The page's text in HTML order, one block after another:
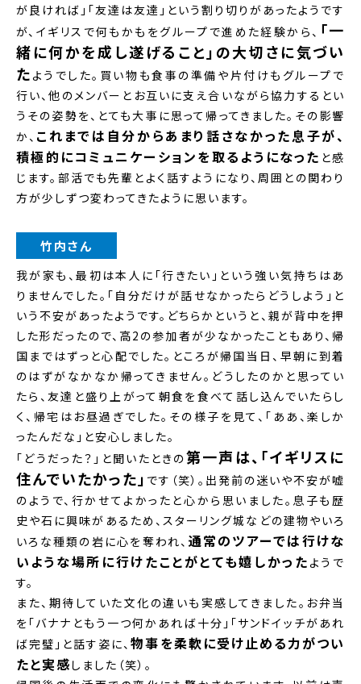
が良ければ」「友達は友達」という割り切りがあったようです
が、イギリスで何もかもをグループで進めた経験から、 「一
緒に何かを成し遂げること」の大切さに気づい
た ようでした。買い物も食事の準備や片付けもグループで
行い、他のメンバーとお互いに支え合いながら協力するとい
うその姿勢を、とても大事に思って帰ってきました。その影響
か、 これまでは自分からあまり話さなかった息子が、
積極的にコミュニケーションを取るようになった と感
じます。部活でも先輩とよく話すようになり、周囲との関わり
方が少しずつ変わってきたように思います。
竹内さん
我が家も、最初は本人に「行きたい」という強い気持ちはあ
りませんでした。「自分だけが話せなかったらどうしよう」と
いう不安があったようです。どちらかというと、親が背中を押
した形だったので、高2の参加者が少なかったこともあり、帰
国まではずっと心配でした。ところが帰国当日、早朝に到着
のはずがなかなか帰ってきません。どうしたのかと思ってい
たら、友達と盛り上がって朝食を食べて話し込んでいたらし
く、帰宅はお昼過ぎでした。その様子を見て、「ああ、楽しか
ったんだな」と安心しました。
「どうだった？」と聞いたときの第一声は、「イギリスに
住んでいたかった」 です（笑）。出発前の迷いや不安が嘘
のようで、行かせてよかったと心から思いました。息子も歴
史や石に興味があるため、スターリング城などの建物やいろ
いろな種類の岩に心を奪われ、 通常のツアーでは行けな
いような場所に行けたことがとても嬉しかった ようで
す。
また、期待していた文化の違いも実感してきました。お弁当
を「バナナともう一つ何かあれば十分」「サンドイッチがあれ
ば完璧」と話す姿に、物事を柔軟に受け止める力がつい
たと実感 しました（笑）。